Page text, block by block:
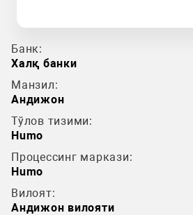
Банк:
Халқ банки
Манзил:
Андижон
Тўлов тизими:
Humo
Процессинг маркази:
Humo
Вилоят:
Андижон вилояти